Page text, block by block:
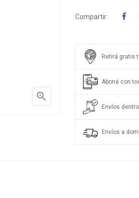

Compartir:
Retirá gratis
Aboná con
Envíos
Envíos a